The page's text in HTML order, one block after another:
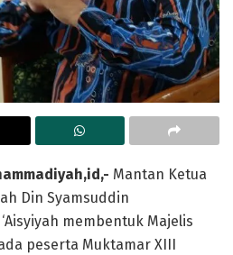
Mantan Ketua
Din Syamsuddin
membentuk Majelis
peserta Muktamar XIII